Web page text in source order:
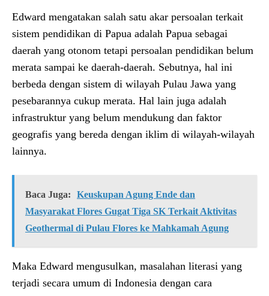
Edward mengatakan salah satu akar persoalan terkait
sistem pendidikan di Papua adalah Papua sebagai
daerah yang otonom tetapi persoalan pendidikan belum
merata sampai ke daerah-daerah. Sebutnya, hal ini
berbeda dengan sistem di wilayah Pulau Jawa yang
pesebarannya cukup merata. Hal lain juga adalah
infrastruktur yang belum mendukung dan faktor
geografis yang bereda dengan iklim di wilayah-wilayah
lainnya.
Baca Juga:
Keuskupan Agung Ende dan
Masyarakat Flores Gugat Tiga SK Terkait Aktivitas
Geothermal di Pulau Flores ke Mahkamah Agung
Maka Edward mengusulkan, masalahan literasi yang
terjadi secara umum di Indonesia dengan cara